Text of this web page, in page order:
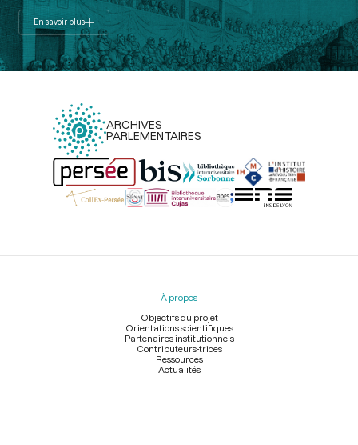
En savoir plus
ARCHIVES
PARLEMENTAIRES
Menu
À propos
Objectifs du projet
Orientations scientifiques
Partenaires institutionnels
Contributeurs-trices
Ressources
Actualités